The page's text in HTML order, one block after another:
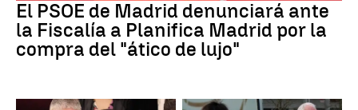
El PSOE de Madrid denunciará ante
la Fiscalía a Planifica Madrid por la
compra del "ático de lujo"